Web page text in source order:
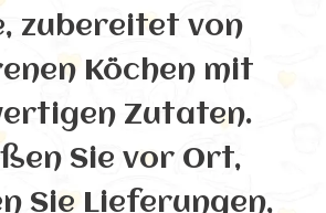
zubereitet von
Köchen mit
Zutaten.
Sie vor Ort,
Sie Lieferungen,